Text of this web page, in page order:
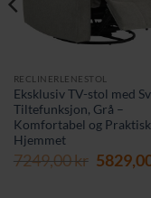
RECLINERLENESTOL
Eksklusiv TV-stol med
Tiltefunksjon, Grå –
Komfortabel og
Hjemmet
7249,00kr